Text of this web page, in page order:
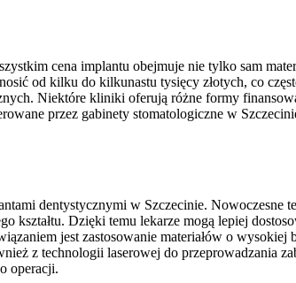
cena implantu obejmuje nie tylko sam
od kilku do kilkunastu tysięcy złotych, co
Niektóre kliniki oferują różne formy
przez gabinety stomatologiczne w
dentystycznymi w Szczecinie. Nowoczesne
kształtu. Dzięki temu lekarze mogą lepiej
jest zastosowanie materiałów o wysokiej
z technologii laserowej do przeprowadzania
operacji.